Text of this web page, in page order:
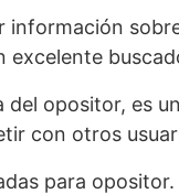
información
del opositor, es
con otros
para